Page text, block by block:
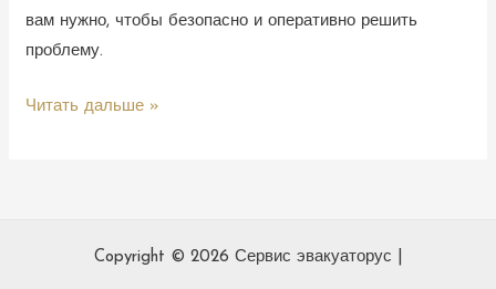
вам нужно, чтобы безопасно и оперативно решить
проблему.
Читать дальше »
Copyright © 2026 Сервис эвакуаторус |